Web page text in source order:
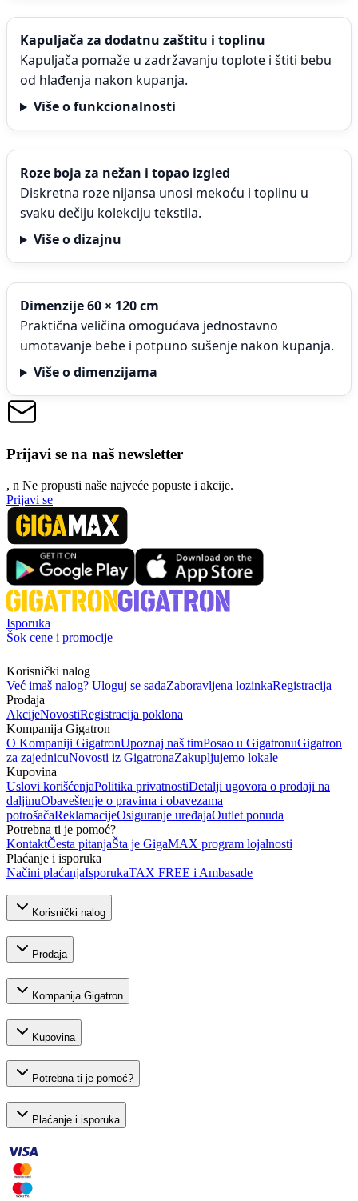
Kapuljača za dodatnu zaštitu i toplinu
Kapuljača pomaže u zadržavanju toplote i štiti bebu
od hlađenja nakon kupanja.
Više o funkcionalnosti
Roze boja za nežan i topao izgled
Diskretna roze nijansa unosi mekoću i toplinu u
svaku dečiju kolekciju tekstila.
Više o dizajnu
Dimenzije 60 × 120 cm
Praktična veličina omogućava jednostavno
umotavanje bebe i potpuno sušenje nakon kupanja.
Više o dimenzijama
Prijavi se na naš newsletter
, n Ne propusti naše najveće popuste i akcije.
Prijavi se
Isporuka
Šok cene i promocije
Korisnički nalog
Već imaš nalog? Uloguj se sadaZaboravljena lozinkaRegistracija
Prodaja
AkcijeNovostiRegistracija poklona
Kompanija Gigatron
O Kompaniji GigatronUpoznaj naš timPosao u GigatronuGigatron
za zajednicuNovosti iz GigatronaZakupljujemo lokale
Kupovina
Uslovi korišćenjaPolitika privatnostiDetalji ugovora o prodaji na
daljinuObaveštenje o pravima i obavezama
potrošačaReklamacijeOsiguranje uređajaOutlet ponuda
Potrebna ti je pomoć?
KontaktČesta pitanjaŠta je GigaMAX program lojalnosti
Plaćanje i isporuka
Načini plaćanjaIsporukaTAX FREE i Ambasade
Korisnički nalog
Prodaja
Kompanija Gigatron
Kupovina
Potrebna ti je pomoć?
Plaćanje i isporuka